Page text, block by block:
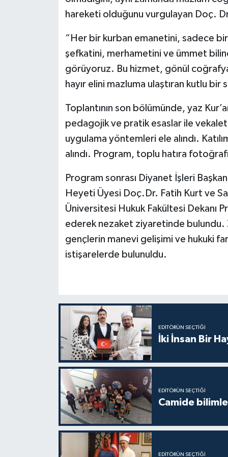
hareketi olduğunu vurgulayan Doç.
“Her bir kurban emanetini, sadece
şefkatini, merhametini ve ümmet
görüyoruz. Bu hizmet, gönül
hayır elini mazluma ulaştıran kutlu
Toplantının son bölümünde, yaz
pedagojik ve pratik esaslar ile
uygulama yöntemleri ele alındı.
alındı. Program, toplu hatıra
Program sonrası Diyanet İşleri
Heyeti Üyesi Doç.Dr. Fatih Kurt ve
Üniversitesi Hukuk Fakültesi Dekanı
ederek nezaket ziyaretinde
gençlerin manevi gelişimi ve hukuki
istişarelerde bulunuldu.
EDITÖRÜN SEÇTIĞI
İki İnsan Bir
EDITÖRÜN SEÇTIĞI
Camide
EDITÖRÜN SEÇTIĞI
Gümüşhane Müftülüğü
Hakkari Müftülüğü
Hatay Müftülüğü
Iğdır Müftülüğü
Isparta Müftülüğü
İstanbul Müftülüğü
Kahramanmaraş Müftülüğü
Karaman Müftülüğü
Kayseri Müftülüğü
Kilis Müftülüğü
Kırıkkale Müftülüğü
Kırklareli Müftülüğü
Kırşehir Müftülüğü
Kocaeli Müftülüğü